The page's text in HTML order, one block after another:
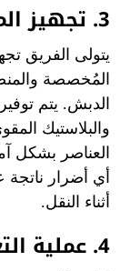
3. تجهيز المعدات ومواد التغليف
يتولى الفريق
المُخصصة
الدبش. يتم
والبلاستيك
العناصر بشكل
أي أضرار
أثناء النقل.
4. عملية التغليف